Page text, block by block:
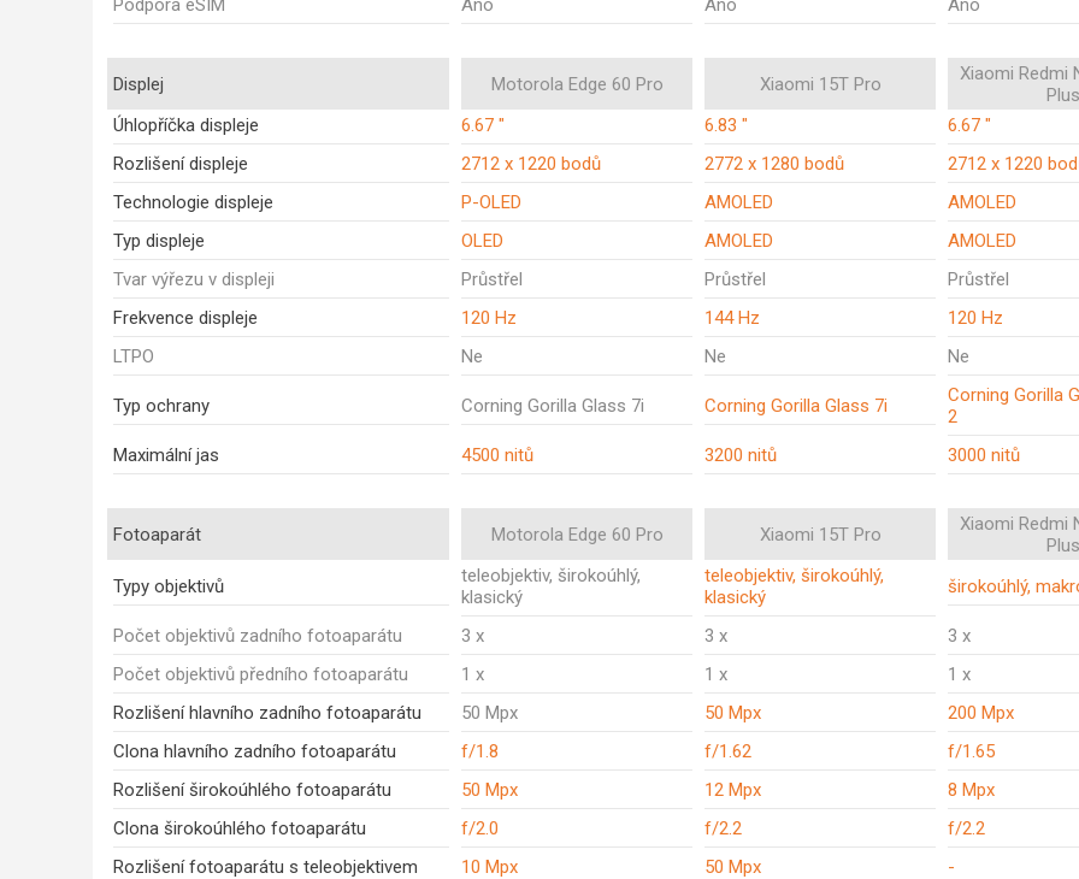
Podpora eSIM
Ano Ano Ano
Displej Motorola Edge 60 Pro Xiaomi 15T Pro
Xiaomi Redmi
Plus
Úhlopříčka displeje
6.67 " 6.83 "
6.67 "
Rozlišení displeje
2712 x 1220 bodů 2772 x 1280 bodů
2712 x 1220
Technologie displeje
P-OLED AMOLED
AMOLED
Typ displeje
OLED AMOLED
AMOLED
Tvar výřezu v displeji
Průstřel Průstřel
Průstřel
Frekvence displeje
120 Hz 144 Hz
120 Hz
LTPO
Ne Ne Ne
Typ ochrany Corning Gorilla Glass 7i Corning Gorilla Glass 7i
Corning Gorilla
2
Maximální jas
4500 nitů 3200 nitů 3000 nitů
Fotoaparát Motorola Edge 60 Pro Xiaomi 15T Pro
Xiaomi Redmi
Plus
Typy objektivů
teleobjektiv, širokoúhlý,
klasický
teleobjektiv, širokoúhlý,
klasický
širokoúhlý,
Počet objektivů zadního fotoaparátu 3 x 3 x
3 x
Počet objektivů předního fotoaparátu
1 x 1 x
1 x
Rozlišení hlavního zadního fotoaparátu
50 Mpx 50 Mpx
200 Mpx
Clona hlavního zadního fotoaparátu
f/1.8 f/1.62
f/1.65
Rozlišení širokoúhlého fotoaparátu
50 Mpx 12 Mpx
8 Mpx
Clona širokoúhlého fotoaparátu
f/2.0 f/2.2
f/2.2
Rozlišení fotoaparátu s teleobjektivem
10 Mpx 50 Mpx
-